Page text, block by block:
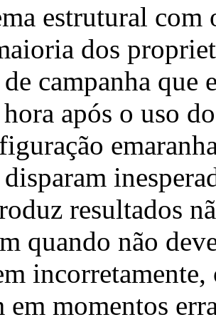
estrutural
dos
campanha que
após o uso
resultados
quando não
em momentos